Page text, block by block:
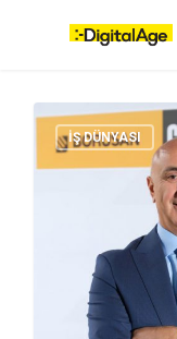
İŞ DÜNYASI